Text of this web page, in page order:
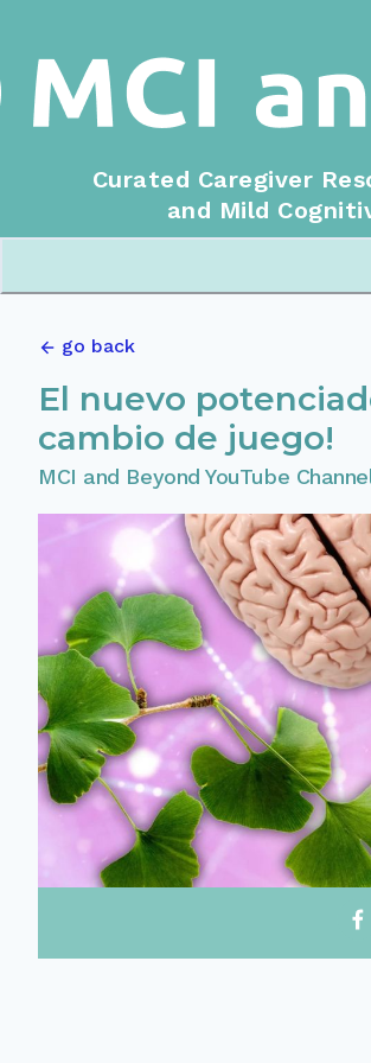
Curated Caregiver
and Mild
go back
El nuevo
cambio de juego!
MCI and Beyond YouTube